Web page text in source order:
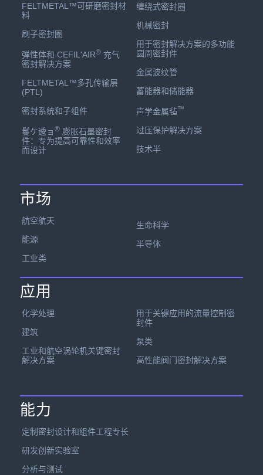
FELTMETAL™可研磨密封材
料
刷子密封圈
弹性体和 CEFIL'AIR®充气
密封解决方案
FELTMETAL™多孔传输层
(PTL)
密封系统和子组件
鬘ケ逶ョ ®膨胀石墨密封
件：专为提高可靠性和效率
而设计
缠绕式密封圈
机械密封
用于密封解决方案的多功能
圆周密封件
金属波纹管
蓄能器和储能器
声学金属毡™
过压保护解决方案
技术半
市场
航空航天
能源
工业类
生命科学
半导体
应用
化学处理
建筑
工业和航空涡轮机关键密封
解决方案
用于关键应用的流量控制密
封件
泵类
高性能阀门密封解决方案
能力
定制密封设计和组件工程专长
研发创新实验室
分析与测试